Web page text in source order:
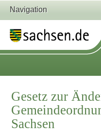
Navigation
Gesetz zur
Sachsen